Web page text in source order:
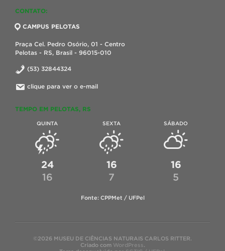
CONTATO:
CAMPUS PELOTAS
Praça Cel. Pedro Osório, 01 - Centro
Pelotas - RS, Brasil - 96015-010
(53) 32844324
clique para ver o e-mail
TEMPO EM PELOTAS, RS
QUINTA
24
16
SEXTA
16
7
SÁBADO
16
5
Fonte: CPPMet / UFPel
©2026 MUSEU DE CIÊNCIAS NATURAIS CARLOS RITTER.
Criado com WordPress.